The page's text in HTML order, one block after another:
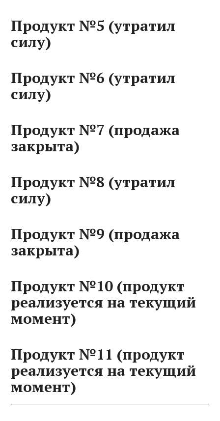
Продукт №5 (утратил
силу)
Продукт №6 (утратил
силу)
Продукт №7 (продажа
закрыта)
Продукт №8 (утратил
силу)
Продукт №9 (продажа
закрыта)
Продукт №10 (продукт
реализуется на текущий
момент)
Продукт №11 (продукт
реализуется на текущий
момент)